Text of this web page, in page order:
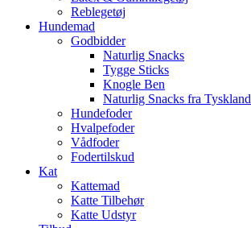
Reblegetøj
Hundemad
Godbidder
Naturlig Snacks
Tygge Sticks
Knogle Ben
Naturlig Snacks fra Tyskland
Hundefoder
Hvalpefoder
Vådfoder
Fodertilskud
Kat
Kattemad
Katte Tilbehør
Katte Udstyr